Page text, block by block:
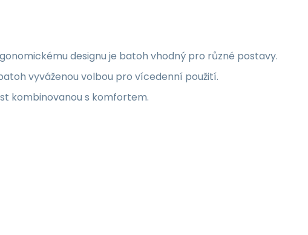
designu je batoh vhodný pro různé postavy.
vyváženou volbou pro vícedenní použití.
kombinovanou s komfortem.